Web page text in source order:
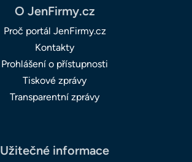
O JenFirmy.cz
Proč portál JenFirmy.cz
Kontakty
Prohlášení o přístupnosti
Tiskové zprávy
Transparentní zprávy
Užitečné informace